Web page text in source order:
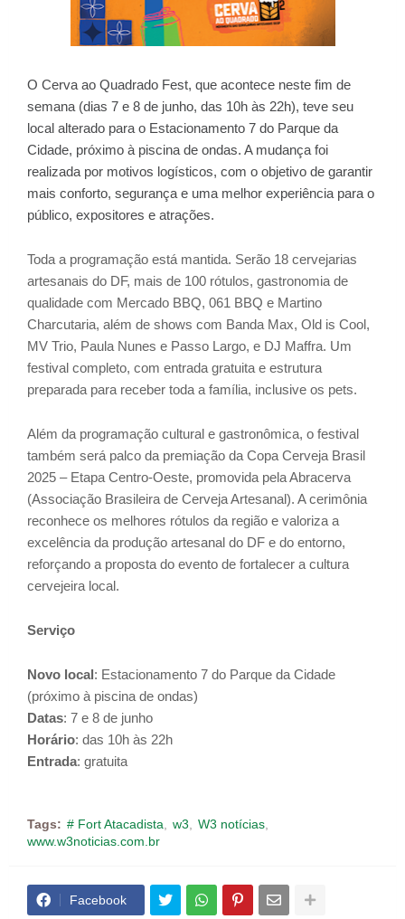
O Cerva ao Quadrado Fest, que acontece neste fim de
semana (dias 7 e 8 de junho, das 10h às 22h), teve seu
local alterado para o Estacionamento 7 do Parque da
Cidade, próximo à piscina de ondas. A mudança foi
realizada por motivos logísticos, com o objetivo de garantir
mais conforto, segurança e uma melhor experiência para o
público, expositores e atrações.
Toda a programação está mantida. Serão 18 cervejarias
artesanais do DF, mais de 100 rótulos, gastronomia de
qualidade com Mercado BBQ, 061 BBQ e Martino
Charcutaria, além de shows com Banda Max, Old is Cool,
MV Trio, Paula Nunes e Passo Largo, e DJ Maffra. Um
festival completo, com entrada gratuita e estrutura
preparada para receber toda a família, inclusive os pets.
Além da programação cultural e gastronômica, o festival
também será palco da premiação da Copa Cerveja Brasil
2025 – Etapa Centro-Oeste, promovida pela Abracerva
(Associação Brasileira de Cerveja Artesanal). A cerimônia
reconhece os melhores rótulos da região e valoriza a
excelência da produção artesanal do DF e do entorno,
reforçando a proposta do evento de fortalecer a cultura
cervejeira local.
Serviço
Novo local: Estacionamento 7 do Parque da Cidade
(próximo à piscina de ondas)
Datas: 7 e 8 de junho
Horário: das 10h às 22h
Entrada: gratuita
Tags: # Fort Atacadista w3
W3 notícias
www.w3noticias.com.br
Facebook